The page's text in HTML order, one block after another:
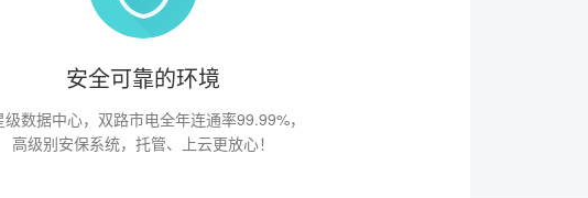
安全可靠的环境
级数据中心，双路市电全年连通率99.99%，
高级别安保系统，托管、上云更放心！